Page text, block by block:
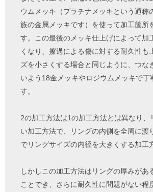
ウムメッキ（プラチナメッキという通称
族の金属メッキです）を使って加工箇所
す。この最後のメッキ仕上げによって加
くなり、擦過による傷に対する耐久性も
ズを小さくする場合と同じように、つな
いよう18金メッキやロジウムメッキで丁
す。
2の加工方法は1の加工方法とは異なり、
い加工方法で、リングの内側を全周に渡
でリングサイズの内径を大きくする加工
しかしこの加工方法はリングの厚みがあ
ことでき、さらに耐久性に問題がない程